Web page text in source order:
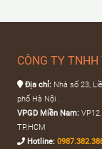
nào
hơn
CÔNG TY
Địa chỉ: Nhà số 23,
phố Hà Nội .
VPGD Miền Nam:
TP.HCM
Hotline: